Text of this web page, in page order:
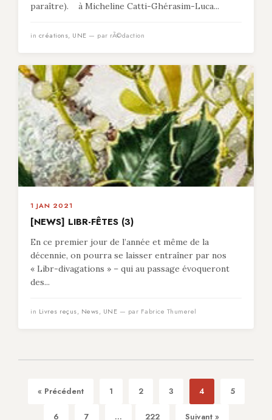
paraître). à Micheline Catti-Ghérasim-Luca...
in créations, UNE — par rÃ©daction
1 JAN 2021
[NEWS] LIBR-FÊTES (3)
En ce premier jour de l’année et même de la
décennie, on pourra se laisser entraîner par nos
« Libr-divagations » – qui au passage évoqueront
des...
in Livres reçus, News, UNE — par Fabrice Thumerel
« Précédent 1 2 3 4 5
6 7 ... 222 Suivant »